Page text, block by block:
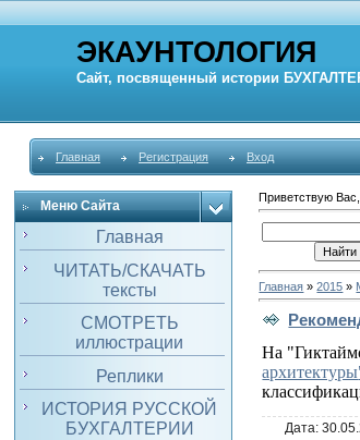
ЭКАУНТОЛОГИЯ
Сайт, посвященный истории
Главная Регистрация Вход
Меню Сайта
Главная
ЧИТАТЬ/СКАЧАТЬ
тексты
СМОТРЕТЬ
иллюстрации
Реплики
ИСТОРИЯ РУССКОЙ
БУХГАЛТЕРИИ
Приветствую Вас
Главная »2015 »
На
архитектуры
Дата: